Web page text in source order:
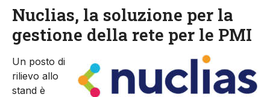
Nuclias, la soluzione per la
gestione della rete per le PMI
Un posto di
rilievo allo
stand è